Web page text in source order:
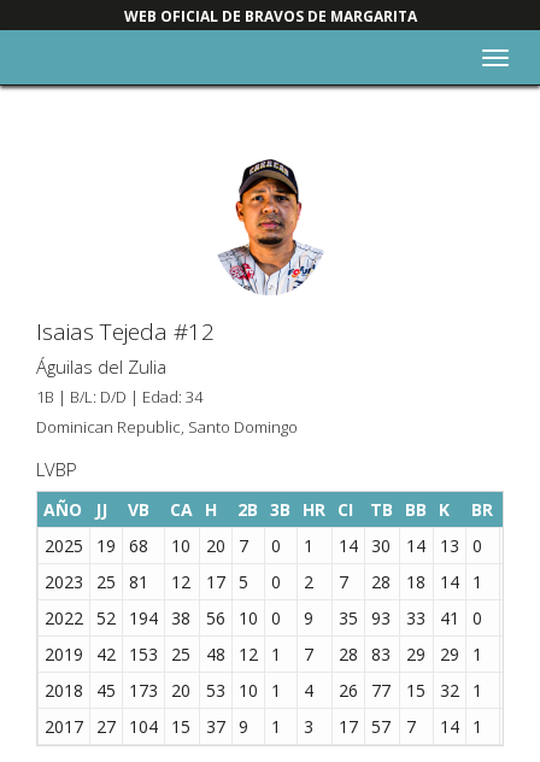
WEB OFICIAL DE BRAVOS DE MARGARITA
Isaias Tejeda #12
Águilas del Zulia
1B | B/L: D/D | Edad: 34
Dominican Republic, Santo Domingo
LVBP
AÑO JJ VB CA H 2B 3B HR CI TB BB K BR
2025
19 68 10 20 7 0 1 14 30 14 13 0
2023
25 81 12 17 5 0 2 7 28 18 14 1
2022 52 194 38 56 10 0 9 35 93 33 41 0
2019
42 153 25 48 12 1 7 28 83 29 29 1
2018
45 173 20 53 10 1 4 26 77 15 32 1
2017
27 104 15 37 9 1 3 17 57 7 14 1